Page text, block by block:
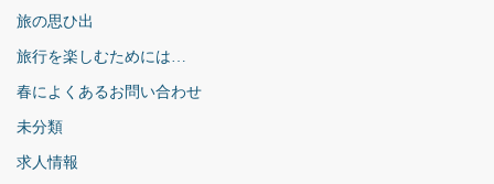
旅の思ひ出
旅行を楽しむためには…
春によくあるお問い合わせ
未分類
求人情報